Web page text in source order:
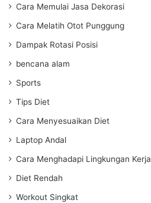
Cara Memulai Jasa Dekorasi
Cara Melatih Otot Punggung
Dampak Rotasi Posisi
bencana alam
Sports
Tips Diet
Cara Menyesuaikan Diet
Laptop Andal
Cara Menghadapi Lingkungan Kerja
Diet Rendah
Workout Singkat